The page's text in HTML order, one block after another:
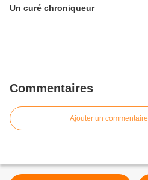
Un curé chroniqueur
Commentaires
Ajouter un commentaire